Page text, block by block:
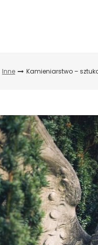
Inne Kamieniarstwo –